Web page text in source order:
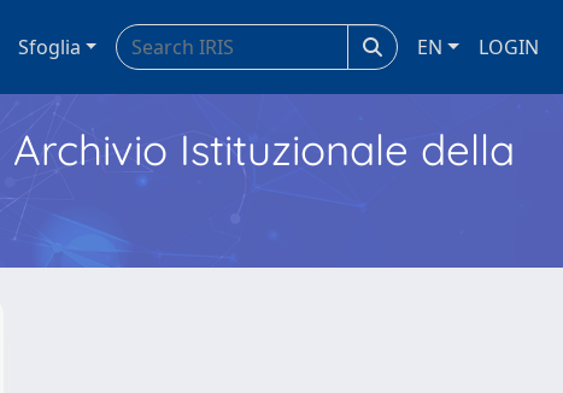
Sfoglia EN LOGIN
Archivio Istituzionale della